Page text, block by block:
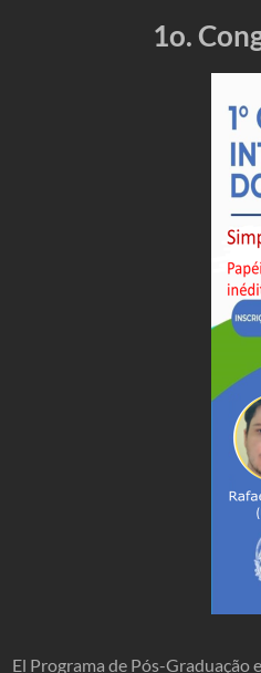
1o.
El Programa de Pós-Graduação